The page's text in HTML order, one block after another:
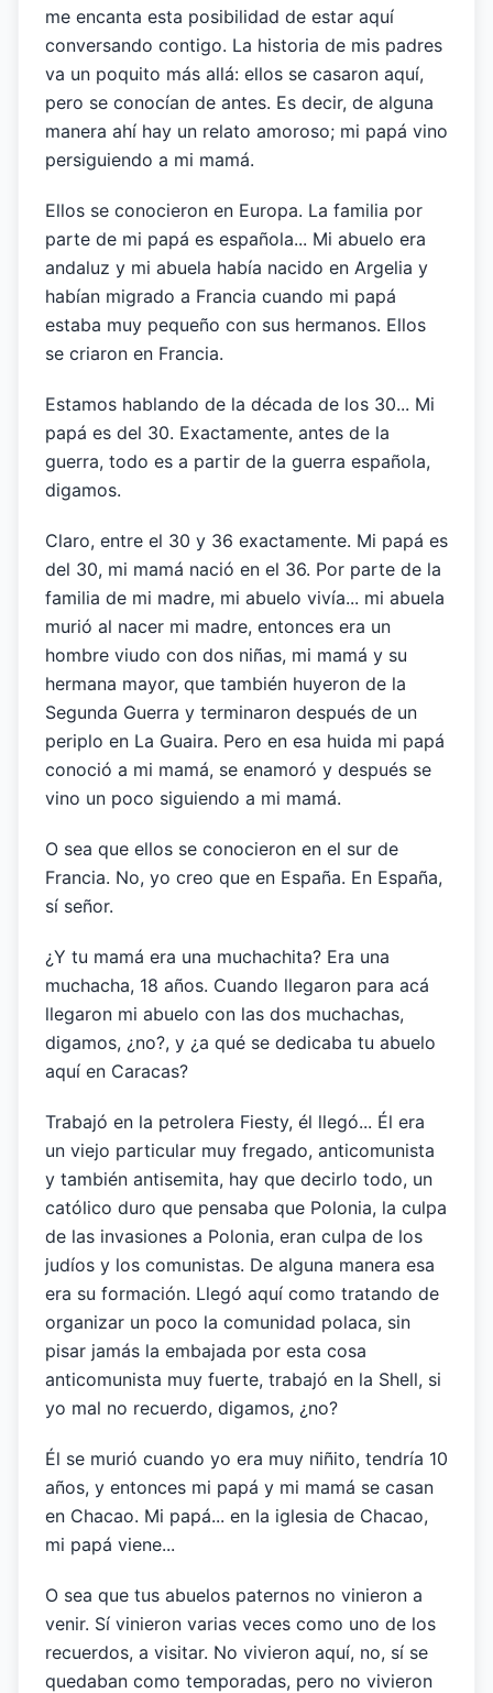
me encanta esta posibilidad de estar aquí
conversando contigo. La historia de mis padres
va un poquito más allá: ellos se casaron aquí,
pero se conocían de antes. Es decir, de alguna
manera ahí hay un relato amoroso; mi papá vino
persiguiendo a mi mamá.
Ellos se conocieron en Europa. La familia por
parte de mi papá es española... Mi abuelo era
andaluz y mi abuela había nacido en Argelia y
habían migrado a Francia cuando mi papá
estaba muy pequeño con sus hermanos. Ellos
se criaron en Francia.
Estamos hablando de la década de los 30... Mi
papá es del 30. Exactamente, antes de la
guerra, todo es a partir de la guerra española,
digamos.
Claro, entre el 30 y 36 exactamente. Mi papá es
del 30, mi mamá nació en el 36. Por parte de la
familia de mi madre, mi abuelo vivía... mi abuela
murió al nacer mi madre, entonces era un
hombre viudo con dos niñas, mi mamá y su
hermana mayor, que también huyeron de la
Segunda Guerra y terminaron después de un
periplo en La Guaira. Pero en esa huida mi papá
conoció a mi mamá, se enamoró y después se
vino un poco siguiendo a mi mamá.
O sea que ellos se conocieron en el sur de
Francia. No, yo creo que en España. En España,
sí señor.
¿Y tu mamá era una muchachita? Era una
muchacha, 18 años. Cuando llegaron para acá
llegaron mi abuelo con las dos muchachas,
digamos, ¿no?, y ¿a qué se dedicaba tu abuelo
aquí en Caracas?
Trabajó en la petrolera Fiesty, él llegó... Él era
un viejo particular muy fregado, anticomunista
y también antisemita, hay que decirlo todo, un
católico duro que pensaba que Polonia, la culpa
de las invasiones a Polonia, eran culpa de los
judíos y los comunistas. De alguna manera esa
era su formación. Llegó aquí como tratando de
organizar un poco la comunidad polaca, sin
pisar jamás la embajada por esta cosa
anticomunista muy fuerte, trabajó en la Shell, si
yo mal no recuerdo, digamos, ¿no?
Él se murió cuando yo era muy niñito, tendría 10
años, y entonces mi papá y mi mamá se casan
en Chacao. Mi papá... en la iglesia de Chacao,
mi papá viene...
O sea que tus abuelos paternos no vinieron a
venir. Sí vinieron varias veces como uno de los
recuerdos, a visitar. No vivieron aquí, no, sí se
quedaban como temporadas, pero no vivieron